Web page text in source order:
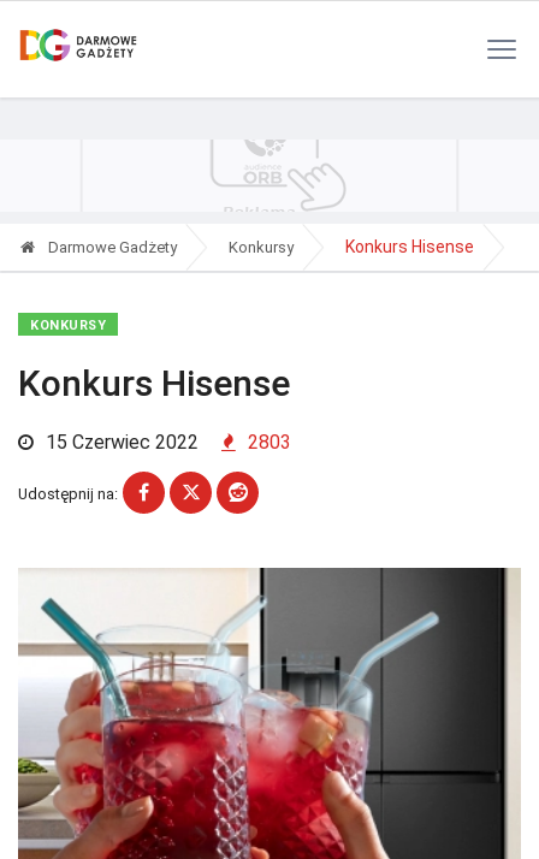
Darmowe Gadżety Konkursy Konkurs Hisense
KONKURSY
Konkurs Hisense
15 Czerwiec 2022 2803
Udostępnij na: